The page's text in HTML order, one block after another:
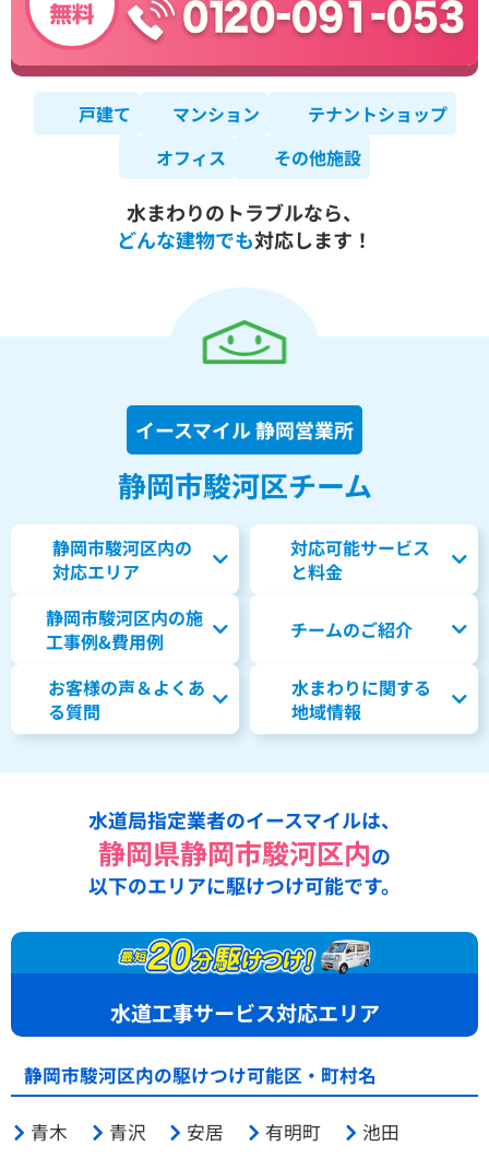
戸建て マンション
テナントショップ
オフィス
その他施設
水まわりのトラブルなら、
どんな建物でも対応します！
イースマイル 静岡営業所
静岡市駿河区チーム
静岡市駿河区内の
対応エリア
対応可能サービス
と料金
静岡市駿河区内の施
工事例&費用例
チームのご紹介
お客様の声＆よくあ
る質問
水まわりに関する
地域情報
水道局指定業者のイースマイルは、
静岡県静岡市駿河区内の
以下のエリアに駆けつけ可能です。
水道工事サービス対応エリア
静岡市駿河区内の駆けつけ可能区・町村名
青木 青沢 安居 有明町
池田